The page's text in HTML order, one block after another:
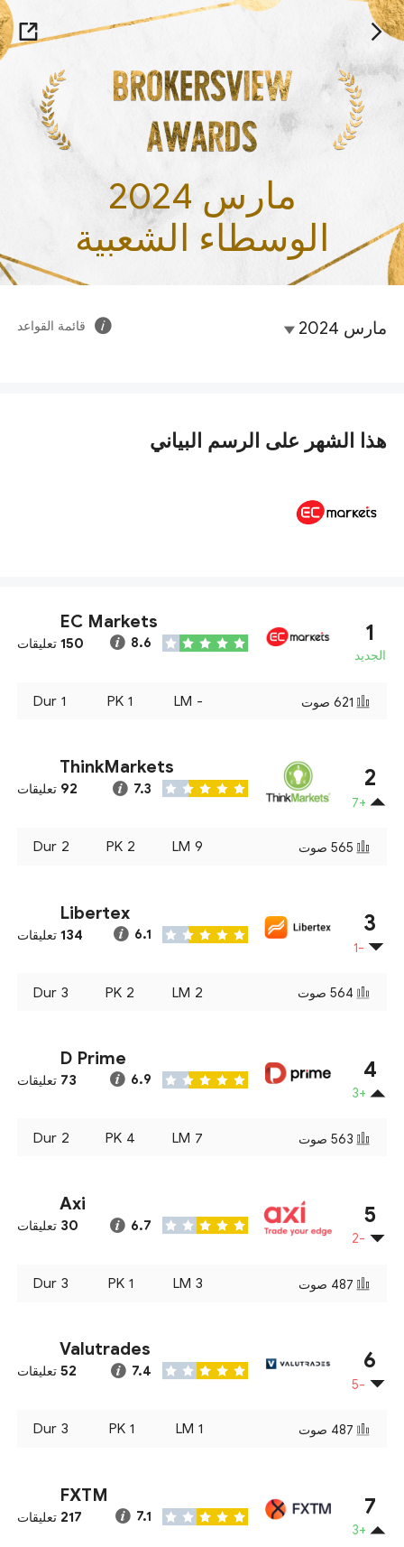
مارس 2024
الوسطاء الشعبية
مارس 2024 قائمة القواعد
هذا الشهر على الرسم البياني
1
الجديد
EC Markets
8.6
150 تعليقات
621 صوت -
LM
1
PK
1
Dur
2
+7
ThinkMarkets
7.3
92 تعليقات
565 صوت 9
LM
2
PK
2
Dur
3
-1
Libertex
6.1
134 تعليقات
564 صوت 2
LM
2
PK
3
Dur
4
+3
D Prime
6.9
73 تعليقات
563 صوت 7
LM
4
PK
2
Dur
5
-2
Axi
6.7
30 تعليقات
487 صوت 3
LM
1
PK
3
Dur
6
-5
Valutrades
7.4
52 تعليقات
487 صوت 1
LM
1
PK
3
Dur
7
+3
FXTM
7.1
217 تعليقات